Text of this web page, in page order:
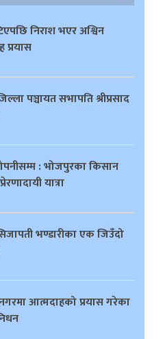
निराश भएर अश्विन
प्रयास
पञ्चायत सभापति श्रीप्रसाद
: भोजपुरका किसान
यात्रा
भण्डारीका एक जिउँदो
आत्मदाहको प्रयास गरेका